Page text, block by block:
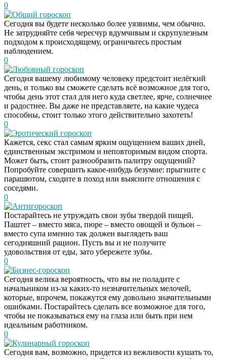
0
Общий гороскоп
Сегодня вы будете несколько более уязвимы, чем обычно.
Не затрудняйте себя чересчур вдумчивым и скрупулезным
подходом к происходящему, ограничьтесь простым
наблюдением.
0
Любовный гороскоп
Сегодня вашему любимому человеку предстоит нелёгкий
день, и только вы сможете сделать всё возможное для того,
чтобы день этот стал для него куда светлее, ярче, солнечнее
и радостнее. Вы даже не представляете, на какие чудеса
способны, стоит только этого действительно захотеть!
0
Эротический гороскоп
Кажется, секс стал самым ярким ощущением ваших дней,
единственным экстримом и неповторимым видом спорта.
Может быть, стоит разнообразить палитру ощущений?
Попробуйте совершить какое-нибудь безумие: прыгните с
парашютом, сходите в поход или выясните отношения с
соседями.
0
Антигороскоп
Постарайтесь не утруждать свои зубы твердой пищей.
Паштет – вместо мяса, пюре – вместо овощей и бульон –
вместо супа именно так должен выглядеть ваш
сегодняшний рацион. Пусть вы и не получите
удовольствия от еды, зато убережете зубы.
0
Бизнес-гороскоп
Сегодня велика вероятность, что вы не поладите с
начальником из-за каких-то незначительных мелочей,
которые, впрочем, покажутся ему довольно значительными
ошибками. Постарайтесь сделать все возможное для того,
чтобы не показываться ему на глаза или быть при нем
идеальным работником.
0
Кулинарный гороскоп
Сегодня вам, возможно, придется из вежливости кушать то,